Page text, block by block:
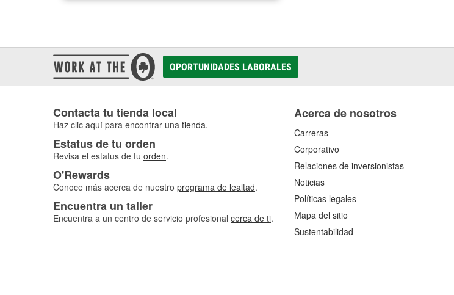
OPORTUNIDADES LABORALES
Contacta tu tienda local
Haz clic aquí para encontrar una tienda.
Estatus de tu orden
Revisa el estatus de tu orden.
O'Rewards
Conoce más acerca de nuestro programa de lealtad.
Encuentra un taller
Encuentra a un centro de servicio profesional cerca de ti.
Acerca de nosotros
Carreras
Corporativo
Relaciones de inversionistas
Noticias
Políticas legales
Mapa del sitio
Sustentabilidad